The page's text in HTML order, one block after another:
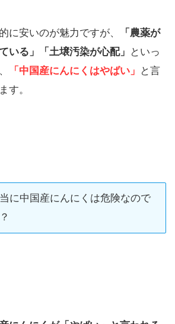
に安いのが魅力ですが、
「農薬が
いる」「土壌汚染が心配」
といっ
「中国産にんにくはやばい」
と言
す。
に中国産にんにくは危険なので